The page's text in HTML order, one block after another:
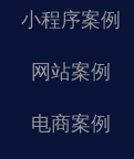
小程序案例
网站案例
电商案例